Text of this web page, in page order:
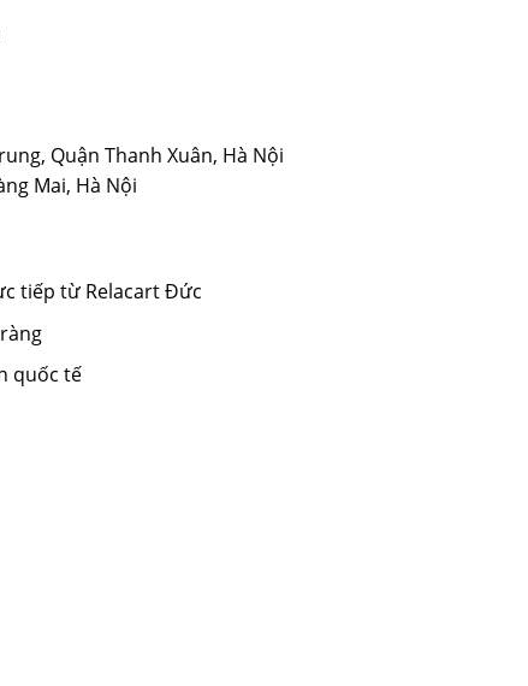
Quận Thanh Xuân, Hà Nội
Mai, Hà Nội
tiếp từ Relacart Đức
quốc tế